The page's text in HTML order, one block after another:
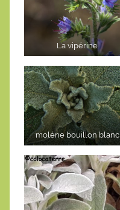
La vipérine
molène bouillon blanc